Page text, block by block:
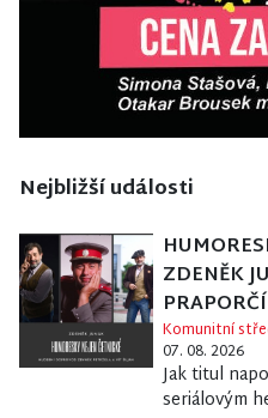
Nejbližší události
ZDENĚK
Komunitní
07. 08. 2026
Jak titul
seriálovým